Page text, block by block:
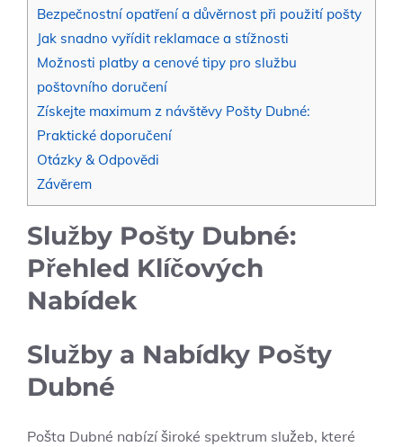
Bezpečnostní opatření a důvěrnost při použití pošty
Jak snadno vyřídit reklamace a stížnosti
Možnosti platby a cenové tipy pro službu
poštovního doručení
Získejte maximum z návštěvy Pošty Dubné:
Praktické doporučení
Otázky & Odpovědi
Závěrem
Služby Pošty Dubné:
Přehled Klíčových
Nabídek
Služby a Nabídky Pošty
Dubné
Pošta Dubné nabízí široké spektrum služeb, které